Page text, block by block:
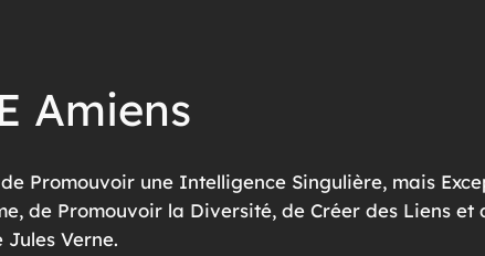
Amiens
Promouvoir une Intelligence Singulière, mais
de Promouvoir la Diversité, de Créer des Liens et
Verne.